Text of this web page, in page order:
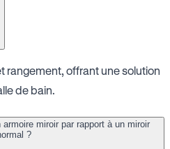
rangement, offrant une solution
de bain.
miroir par rapport à un miroir
?